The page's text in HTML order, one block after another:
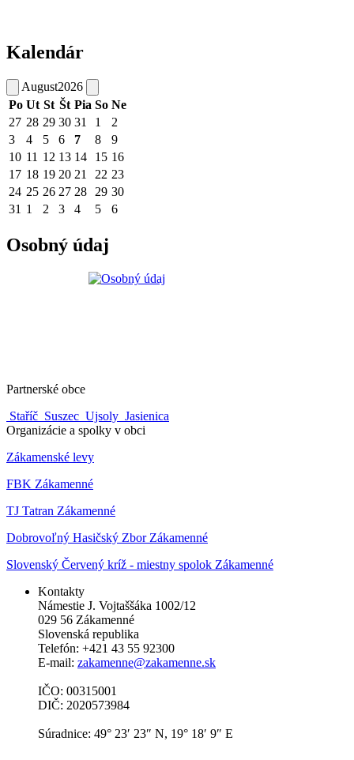
Kalendár
August2026
Po Ut St Št Pia So Ne
27 28 29 30 31 1
2
3
4 5 6 7 8
9
10 11 12 13 14 15 16
17 18 19 20 21 22 23
24 25 26 27 28 29 30
31 1 2 3 4 5 6
Osobný údaj
Partnerské obce
Staříč Suszec Ujsoly Jasienica
Organizácie a spolky v obci
Zákamenské levy
FBK Zákamenné
TJ Tatran Zákamenné
Dobrovoľný Hasičský Zbor Zákamenné
Slovenský Červený kríž - miestny spolok Zákamenné
Kontakty
Námestie J. Vojtaššáka 1002/12
029 56 Zákamenné
Slovenská republika
Telefón: +421 43 55 92300
E-mail: zakamenne@zakamenne.sk
IČO: 00315001
DIČ: 2020573984
Súradnice: 49° 23′ 23″ N, 19° 18′ 9″ E